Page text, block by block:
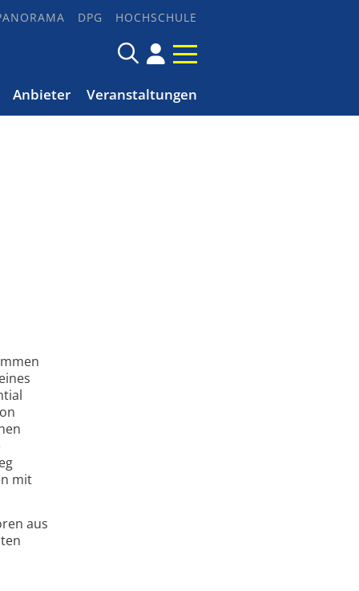
DPG HOCHSCHULE
Anbieter Veranstaltungen
mit
aus